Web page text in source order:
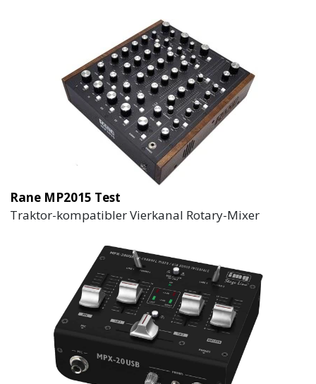
Rane MP2015 Test
Traktor-kompatibler Vierkanal Rotary-Mixer